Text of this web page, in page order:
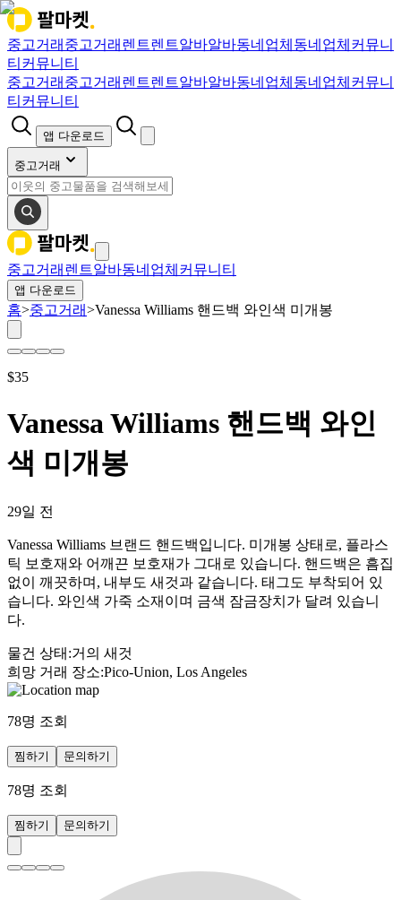
중고거래 중고거래 렌트렌트알바알바동네업체 동네업체 커뮤니
티 커뮤니티
중고거래 중고거래 렌트렌트알바알바동네업체 동네업체 커뮤니
티 커뮤니티
앱 다운로드
중고거래
중고거래 렌트알바동네업체 커뮤니티
앱 다운로드
홈>중고거래>Vanessa Williams 핸드백 와인색 미개봉
$35
Vanessa Williams 핸드백 와인
색 미개봉
29일 전
Vanessa Williams 브랜드 핸드백입니다. 미개봉 상태로, 플라스
틱 보호재와 어깨끈 보호재가 그대로 있습니다. 핸드백은 흠집
없이 깨끗하며, 내부도 새것과 같습니다. 태그도 부착되어 있
습니다. 와인색 가죽 소재이며 금색 잠금장치가 달려 있습니
다.
물건 상태 :거의 새것
희망 거래 장소:Pico-Union, Los Angeles
78명 조회
찜하기 문의하기
78명 조회
찜하기 문의하기